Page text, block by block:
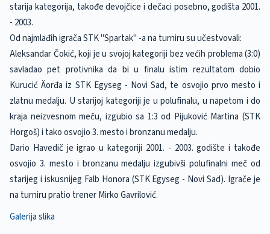
starija kategorija, takođe devojčice i dečaci posebno, godišta 2001.
- 2003.
Od najmlađih igrača STK "Spartak" -a na turniru su učestvovali:
Aleksandar Čokić, koji je u svojoj kategoriji bez većih problema (3:0)
savladao pet protivnika da bi u finalu istim rezultatom dobio
Kurucić Äorđa iz STK Egyseg - Novi Sad, te osvojio prvo mesto i
zlatnu medalju. U starijoj kategoriji je u polufinalu, u napetom i do
kraja neizvesnom meču, izgubio sa 1:3 od Pijuković Martina (STK
Horgoš) i tako osvojio 3. mesto i bronzanu medalju.
Dario Havedič je igrao u kategoriji 2001. - 2003. godište i takođe
osvojio 3. mesto i bronzanu medalju izgubivši polufinalni meč od
starijeg i iskusnijeg Falb Honora (STK Egyseg - Novi Sad). Igrače je
na turniru pratio trener Mirko Gavrilović.
Galerija slika